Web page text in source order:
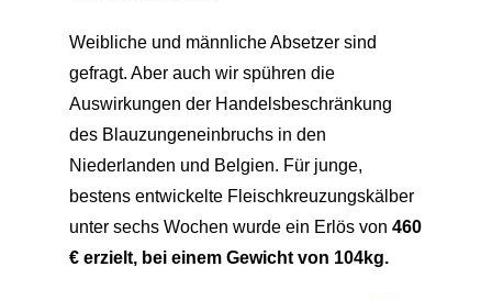
Weibliche und männliche Absetzer sind
gefragt. Aber auch wir spühren die
Auswirkungen der Handelsbeschränkung
des Blauzungeneinbruchs in den
Niederlanden und Belgien. Für junge,
bestens entwickelte Fleischkreuzungskälber
unter sechs Wochen wurde ein Erlös von 460
€ erzielt, bei einem Gewicht von 104kg.